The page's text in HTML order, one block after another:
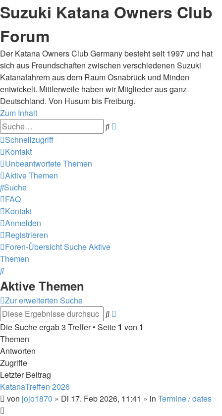
Suzuki Katana Owners Club
Forum
Der Katana Owners Club Germany besteht seit 1997 und hat
sich aus Freundschaften zwischen verschiedenen Suzuki
Katanafahrern aus dem Raum Osnabrück und Minden
entwickelt. Mittlerweile haben wir Mitglieder aus ganz
Deutschland. Von Husum bis Freiburg.
Zum Inhalt
Suche
Schnellzugriff
Kontakt
Unbeantwortete Themen
Aktive Themen
Suche
FAQ
Kontakt
Anmelden
Registrieren
Foren-ÜbersichtSucheAktive
Themen
Suche
Aktive Themen
Zur erweiterten Suche
Suche
Suche
Die Suche ergab 3 Treffer • Seite 1 von 1
Themen
Antworten
Zugriffe
Letzter Beitrag
KatanaTreffen 2026
von jojo1870 » Di 17. Feb 2026, 11:41 » in Termine / dates